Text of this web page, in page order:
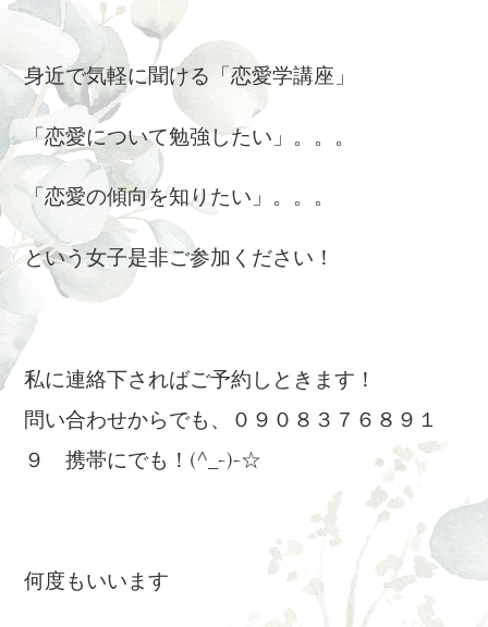
身近で気軽に聞ける「恋愛学講座」
「恋愛について勉強したい」。。。
「恋愛の傾向を知りたい」。。。
という女子是非ご参加ください！
私に連絡下さればご予約しときます！
問い合わせからでも、０９０８３７６８９１
９ 携帯にでも！(^_-)-☆
何度もいいます